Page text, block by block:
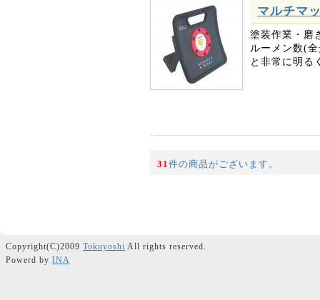
マルチマ
塗装作業・磨
ルーメン数(
と非常に明る
31 件の商品がございます。
Copyright(C)2009 Tokuyoshi All rights reserved.
Powerd by INA